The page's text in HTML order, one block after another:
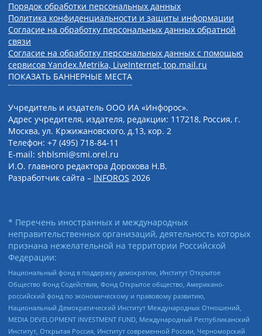
Порядок обработки персональных данных
Политика конфиденциальности и защиты информации
Согласие на обработку персональных данных обратной
связи
Согласие на обработку персональных данных с помощью
сервисов Yandex.Metrika, LiveInternet, top.mail.ru
ПОКАЗАТЬ БАННЕРНЫЕ МЕСТА
Учредитель и издатель ООО ИА «Инфорос».
Адрес учредителя, издателя, редакции: 117218, Россия, г.
Москва, ул. Кржижановского, д.13, кор. 2
Телефон: +7 (495) 718-84-11
E-mail: shblsmi@smi.orel.ru
И.О. главного редактора Дорохова Н.В.
Разработчик сайта – INFOROS 2026
* Перечень иностранных и международных
неправительственных организаций, деятельность которых
признана нежелательной на территории Российской
Федерации:
Национальный фонд в поддержку демократии, Институт Открытое
Общество Фонд Содействия, Фонд Открытое общество, Американо-
российский фонд по экономическому и правовому развитию,
Национальный Демократический Институт Международных Отношений,
MEDIA DEVELOPMENT INVESTMENT FUND, Международный Республиканский
Институт, Открытая Россия, Институт современной России, Черноморский